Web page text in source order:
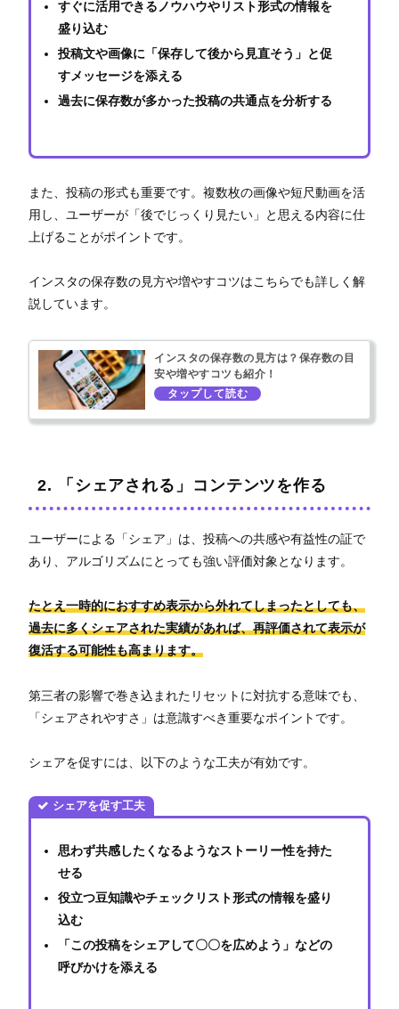
すぐに活用できるノウハウやリスト形式の情報を
盛り込む
投稿文や画像に「保存して後から見直そう」と促
すメッセージを添える
過去に保存数が多かった投稿の共通点を分析する
また、投稿の形式も重要です。複数枚の画像や短尺動画を活
用し、ユーザーが「後でじっくり見たい」と思える内容に仕
上げることがポイントです。
インスタの保存数の見方や増やすコツはこちらでも詳しく解
説しています。
インスタの保存数の見方は？保存数の目
安や増やすコツも紹介！
2. 「シェアされる」コンテンツを作る
ユーザーによる「シェア」は、投稿への共感や有益性の証で
あり、アルゴリズムにとっても強い評価対象となります。
たとえ一時的におすすめ表示から外れてしまったとしても、
過去に多くシェアされた実績があれば、再評価されて表示が
復活する可能性も高まります。
第三者の影響で巻き込まれたリセットに対抗する意味でも、
「シェアされやすさ」は意識すべき重要なポイントです。
シェアを促すには、以下のような工夫が有効です。
シェアを促す工夫
思わず共感したくなるようなストーリー性を持た
せる
役立つ豆知識やチェックリスト形式の情報を盛り
込む
「この投稿をシェアして〇〇を広めよう」などの
呼びかけを添える